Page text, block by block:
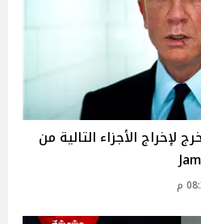
لإخراج الأجزاء التالية من